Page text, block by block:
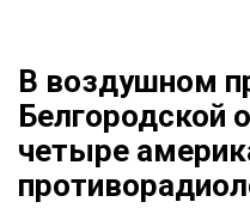
В воздушном
Белгородской
четыре